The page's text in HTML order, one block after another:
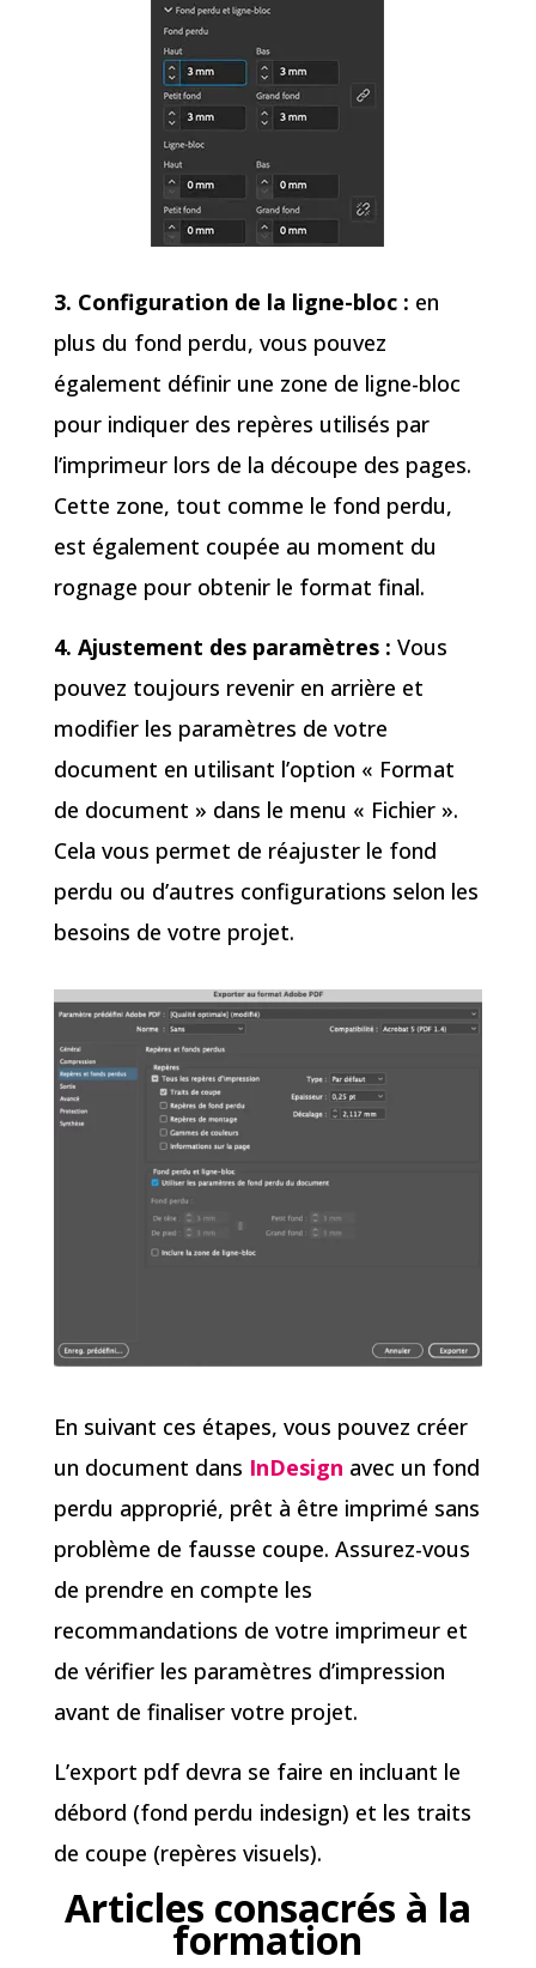
3. Configuration de la ligne-bloc : en
plus du fond perdu, vous pouvez
également définir une zone de ligne-bloc
pour indiquer des repères utilisés par
l’imprimeur lors de la découpe des pages.
Cette zone, tout comme le fond perdu,
est également coupée au moment du
rognage pour obtenir le format final.
4. Ajustement des paramètres : Vous
pouvez toujours revenir en arrière et
modifier les paramètres de votre
document en utilisant l’option « Format
de document » dans le menu « Fichier ».
Cela vous permet de réajuster le fond
perdu ou d’autres configurations selon les
besoins de votre projet.
En suivant ces étapes, vous pouvez créer
un document dans InDesign avec un fond
perdu approprié, prêt à être imprimé sans
problème de fausse coupe. Assurez-vous
de prendre en compte les
recommandations de votre imprimeur et
de vérifier les paramètres d’impression
avant de finaliser votre projet.
L’export pdf devra se faire en incluant le
débord (fond perdu indesign) et les traits
de coupe (repères visuels).
Articles consacrés à la
formation